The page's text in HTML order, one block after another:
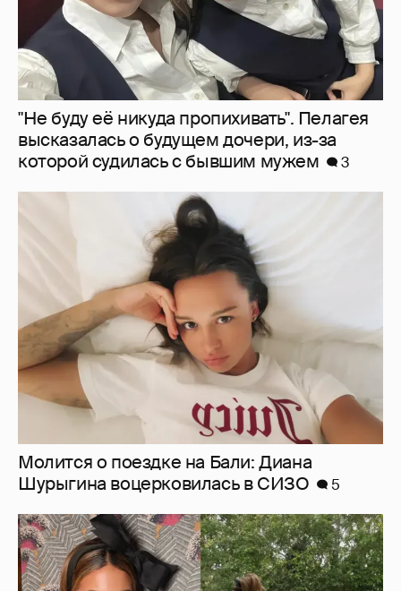
"Не буду её никуда пропихивать". Пелагея
высказалась о будущем дочери, из-за
которой судилась с бывшим мужем
3
Молится о поездке на Бали: Диана
Шурыгина воцерковилась в СИЗО
5